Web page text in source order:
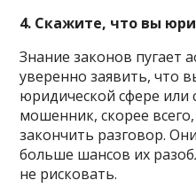
4. Скажите, что вы
Знание законов пугает
уверенно заявить, что
юридической сфере или
мошенник, скорее
закончить разговор.
больше шансов их
не рисковать.